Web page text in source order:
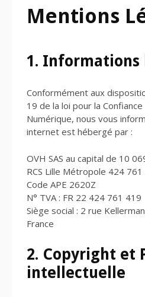
Mentions
1. Informations
Conformément aux
19 de la loi pour la Confiance
Numérique, nous vous
internet est hébergé par :
OVH SAS au capital de 10
RCS Lille Métropole 424
Code APE 2620Z
N° TVA : FR 22 424 761 419
Siège social : 2 rue
France
2. Copyright et
intellectuelle